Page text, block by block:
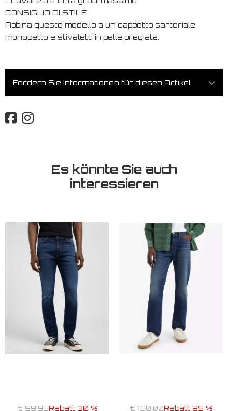
CONSIGLIO DI STILE
Abbina questo modello a un cappotto sartoriale
monopetto e stivaletti in pelle pregiata.
Fordern Sie Informationen für diesen Artikel
Es könnte Sie auch
interessieren
€ 99,95Rabatt 30 % € 130,00Rabatt 25 %